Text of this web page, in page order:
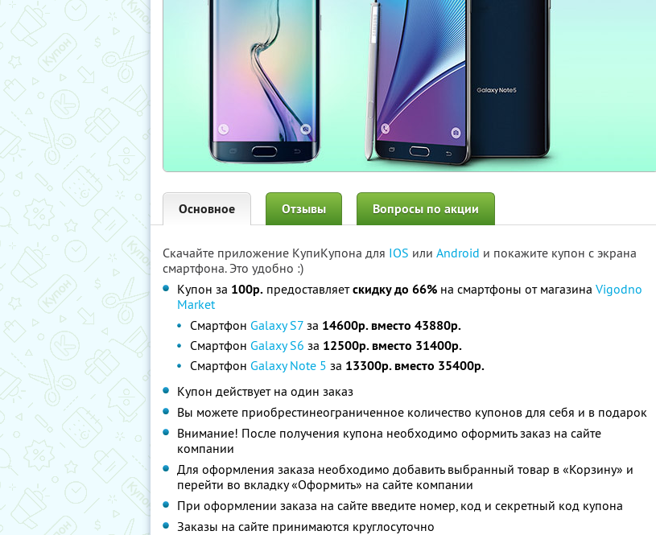
Основное Отзывы Вопросы по акции
Скачайте приложение КупиКупона для IOS или Android и покажите купон с экрана
смартфона. Это удобно :)
Купон за 100р. предоставляетскидку до 66% на смартфоны от магазина Vigodno
Market
Смартфон Galaxy S7 за 14600р. вместо 43880р.
Смартфон Galaxy S6 за 12500р. вместо 31400р.
Смартфон Galaxy Note 5 за 13300р. вместо 35400р.
Купон действует на один заказ
Вы можете приобрестинеограниченное количество купонов для себя и в подарок
Внимание! После получения купона необходимо оформить заказ на сайте
компании
Для оформления заказа необходимо добавить выбранный товар в «Корзину» и
перейти во вкладку «Оформить» на сайте компании
При оформлении заказа на сайте введите номер, код и секретный код купона
Заказы на сайте принимаются круглосуточно